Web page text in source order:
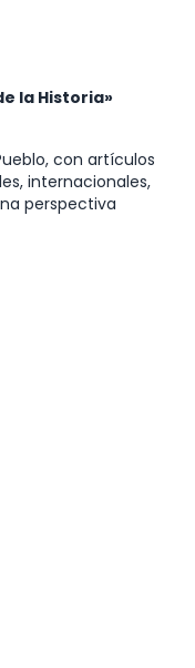
la Historia»
con artículos
internacionales,
perspectiva